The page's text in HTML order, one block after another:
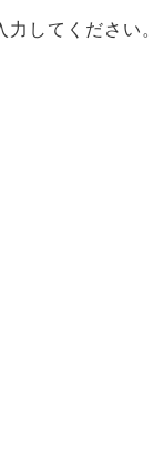
力してください。